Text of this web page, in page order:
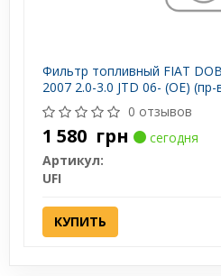
Фильтр топливный FIAT
2007 2.0-3.0 JTD 06- (OE) (пр-
0 отзывов
1 580 грн
сегодня
Артикул:
UFI
КУПИТЬ